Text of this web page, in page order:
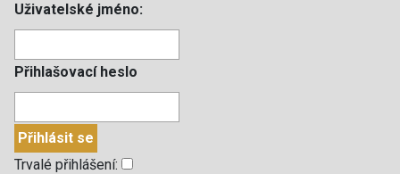
Uživatelské jméno:
Přihlašovací heslo
Trvalé přihlášení: